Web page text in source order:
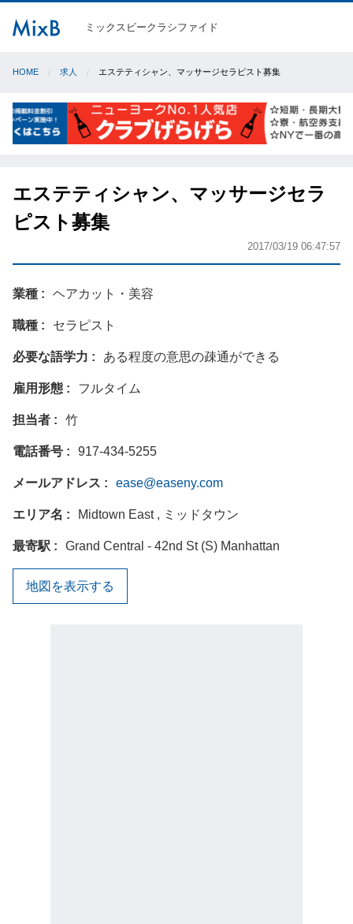
ミックスビークラシファイド
HOME 求人 エステティシャン、マッサージセラピスト募集
エステティシャン、マッサージセラ
ピスト募集
2017/03/19 06:47:57
業種 ヘアカット・美容
職種 セラピスト
必要な語学力 ある程度の意思の疎通ができる
雇用形態 フルタイム
担当者 竹
電話番号 917-434-5255
メールアドレス ease@easeny.com
エリア名 Midtown East , ミッドタウン
最寄駅 Grand Central - 42nd St (S) Manhattan
地図を表示する